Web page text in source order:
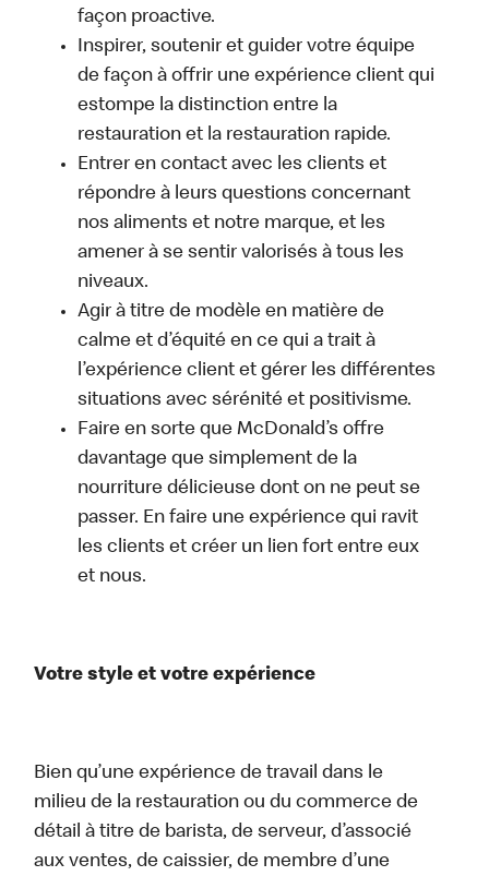
façon proactive.
Inspirer, soutenir et guider votre équipe
de façon à offrir une expérience client qui
estompe la distinction entre la
restauration et la restauration rapide.
Entrer en contact avec les clients et
répondre à leurs questions concernant
nos aliments et notre marque, et les
amener à se sentir valorisés à tous les
niveaux.
Agir à titre de modèle en matière de
calme et d’équité en ce qui a trait à
l’expérience client et gérer les différentes
situations avec sérénité et positivisme.
Faire en sorte que McDonald’s offre
davantage que simplement de la
nourriture délicieuse dont on ne peut se
passer. En faire une expérience qui ravit
les clients et créer un lien fort entre eux
et nous.
Votre style et votre expérience
Bien qu’une expérience de travail dans le
milieu de la restauration ou du commerce de
détail à titre de barista, de serveur, d’associé
aux ventes, de caissier, de membre d’une